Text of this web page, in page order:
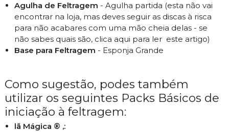
Agulha de Feltragem - Agulha partida (esta não vai
encontrar na loja, mas deves seguir as discas à risca
para não acabares com uma mão cheia delas - se
não sabes quais são, clica aqui para ler este artigo)
Base para Feltragem - Esponja Grande
Como sugestão, podes também
utilizar os seguintes Packs Básicos de
iniciação à feltragem:
lã Mágica ® ,: